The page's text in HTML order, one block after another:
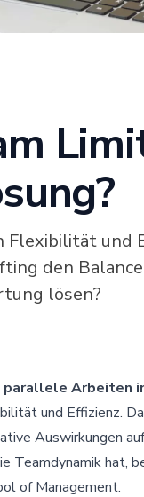
und
den
lösen?
parallele Arbeiten
und Effizienz.
Auswirkungen
Teamdynamik hat,
of Management.